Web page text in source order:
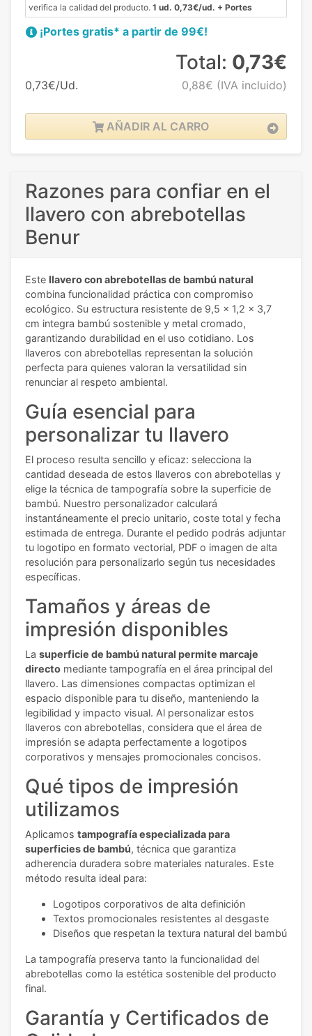
verifica la calidad del producto. 1 ud. 0,73€/ud. + Portes
¡Portes gratis* a partir de 99€!
0,73€/Ud.
Total: 0,73€
0,88€ (IVA incluido)
AÑADIR AL CARRO
Razones para confiar en el
llavero con abrebotellas
Benur
Este llavero con abrebotellas de bambú natural
combina funcionalidad práctica con compromiso
ecológico. Su estructura resistente de 9,5 x 1,2 x 3,7
cm integra bambú sostenible y metal cromado,
garantizando durabilidad en el uso cotidiano. Los
llaveros con abrebotellas representan la solución
perfecta para quienes valoran la versatilidad sin
renunciar al respeto ambiental.
Guía esencial para
personalizar tu llavero
El proceso resulta sencillo y eficaz: selecciona la
cantidad deseada de estos llaveros con abrebotellas y
elige la técnica de tampografía sobre la superficie de
bambú. Nuestro personalizador calculará
instantáneamente el precio unitario, coste total y fecha
estimada de entrega. Durante el pedido podrás adjuntar
tu logotipo en formato vectorial, PDF o imagen de alta
resolución para personalizarlo según tus necesidades
específicas.
Tamaños y áreas de
impresión disponibles
La superficie de bambú natural permite marcaje
directo mediante tampografía en el área principal del
llavero. Las dimensiones compactas optimizan el
espacio disponible para tu diseño, manteniendo la
legibilidad y impacto visual. Al personalizar estos
llaveros con abrebotellas, considera que el área de
impresión se adapta perfectamente a logotipos
corporativos y mensajes promocionales concisos.
Qué tipos de impresión
utilizamos
Aplicamos tampografía especializada para
superficies de bambú, técnica que garantiza
adherencia duradera sobre materiales naturales. Este
método resulta ideal para:
Logotipos corporativos de alta definición
Textos promocionales resistentes al desgaste
Diseños que respetan la textura natural del bambú
La tampografía preserva tanto la funcionalidad del
abrebotellas como la estética sostenible del producto
final.
Garantía y Certificados de